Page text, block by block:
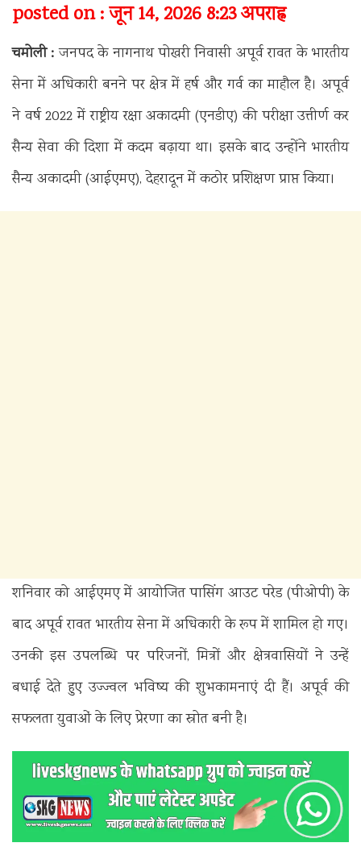
posted on : जून 14, 2026 8:23 अपराह्न
चमोली :जनपद के नागनाथ पोखरी निवासी अपूर्व रावत के भारतीय
सेना में अधिकारी बनने पर क्षेत्र में हर्ष और गर्व का माहौल है। अपूर्व
ने वर्ष 2022 में राष्ट्रीय रक्षा अकादमी (एनडीए) की परीक्षा उत्तीर्ण कर
सैन्य सेवा की दिशा में कदम बढ़ाया था। इसके बाद उन्होंने भारतीय
सैन्य अकादमी (आईएमए), देहरादून में कठोर प्रशिक्षण प्राप्त किया।
शनिवार को आईएमए में आयोजित पासिंग आउट परेड (पीओपी) के
बाद अपूर्व रावत भारतीय सेना में अधिकारी के रूप में शामिल हो गए।
उनकी इस उपलब्धि पर परिजनों, मित्रों और क्षेत्रवासियों ने उन्हें
बधाई देते हुए उज्ज्वल भविष्य की शुभकामनाएं दी हैं। अपूर्व की
सफलता युवाओं के लिए प्रेरणा का स्रोत बनी है।